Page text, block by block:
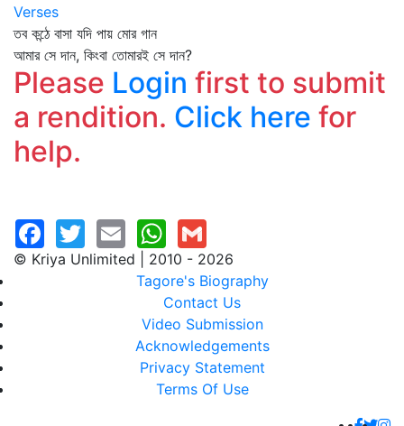
Verses
তব কন্ঠে বাসা যদি পায় মোর গান
আমার সে দান, কিংবা তোমারই সে দান?
Please Login first to submit
a rendition. Click here for
help.
© Kriya Unlimited | 2010 - 2026
Tagore's Biography
Contact Us
Video Submission
Acknowledgements
Privacy Statement
Terms Of Use